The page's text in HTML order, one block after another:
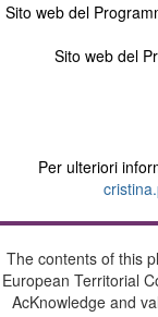
Sito web del
Sito web del
Per ulteriori
The contents of this
European Territorial
AcKnowledge and